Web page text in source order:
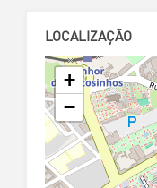
LOCALIZAÇÃO
+
−